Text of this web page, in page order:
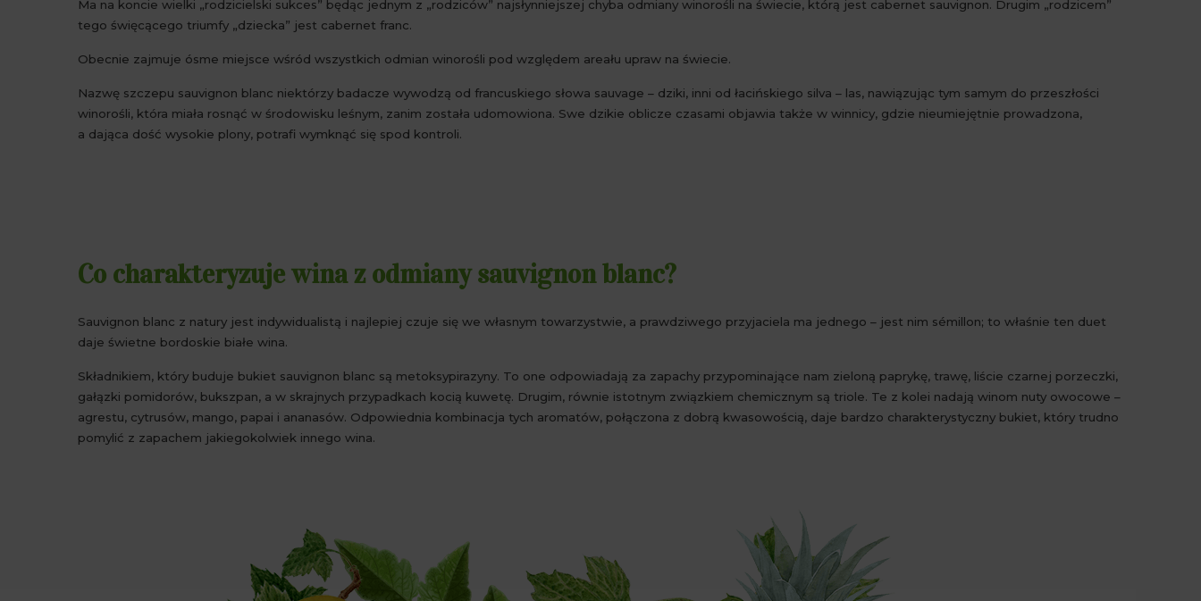
Ma na koncie wielki „rodzicielski sukces” będąc jednym z „rodziców” najsłynniejszej chyba odmiany winorośli na świecie, którą jest cabernet sauvignon. Drugim „rodzicem”
tego święcącego triumfy „dziecka” jest cabernet franc.
Obecnie zajmuje ósme miejsce wśród wszystkich odmian winorośli pod względem areału upraw na świecie.
Nazwę szczepu sauvignon blanc niektórzy badacze wywodzą od francuskiego słowa sauvage – dziki, inni od łacińskiego silva – las, nawiązując tym samym do przeszłości
winorośli, która miała rosnąć w środowisku leśnym, zanim została udomowiona. Swe dzikie oblicze czasami objawia także w winnicy, gdzie nieumiejętnie prowadzona,
a dająca dość wysokie plony, potrafi wymknąć się spod kontroli.
Co charakteryzuje wina z odmiany sauvignon blanc?
Sauvignon blanc z natury jest indywidualistą i najlepiej czuje się we własnym towarzystwie, a prawdziwego przyjaciela ma jednego – jest nim sémillon; to właśnie ten duet
daje świetne bordoskie białe wina.
Składnikiem, który buduje bukiet sauvignon blanc są metoksypirazyny. To one odpowiadają za zapachy przypominające nam zieloną paprykę, trawę, liście czarnej porzeczki,
gałązki pomidorów, bukszpan, a w skrajnych przypadkach kocią kuwetę. Drugim, równie istotnym związkiem chemicznym są triole. Te z kolei nadają winom nuty owocowe –
agrestu, cytrusów, mango, papai i ananasów. Odpowiednia kombinacja tych aromatów, połączona z dobrą kwasowością, daje bardzo charakterystyczny bukiet, który trudno
pomylić z zapachem jakiegokolwiek innego wina.